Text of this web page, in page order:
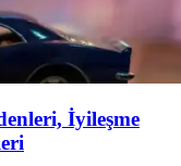
İyileşme